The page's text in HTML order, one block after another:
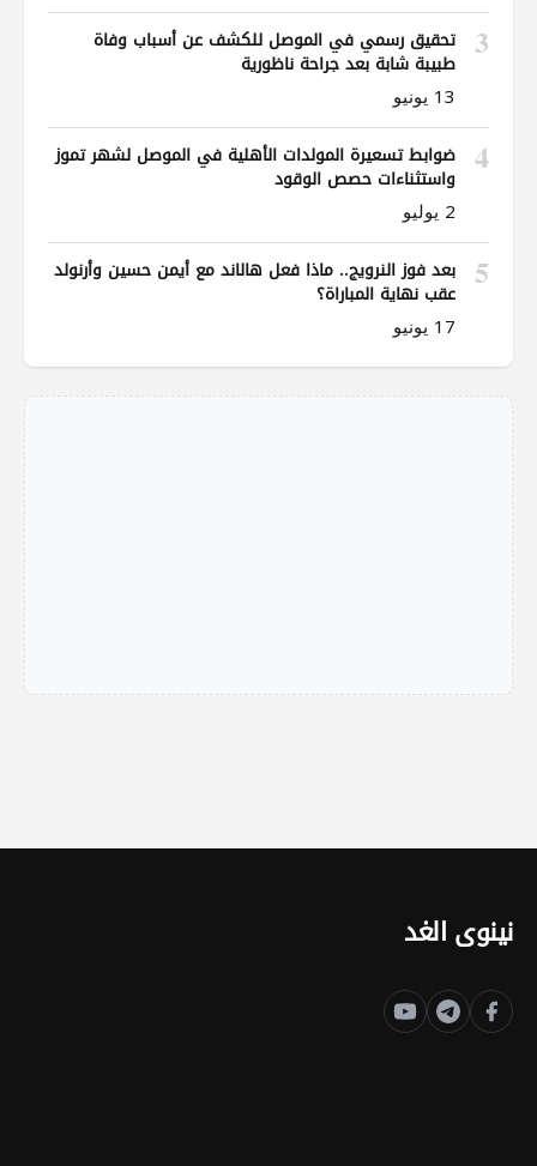
3 تحقيق رسمي في الموصل للكشف عن أسباب وفاة
طبيبة شابة بعد جراحة ناظورية
13 يونيو
4 ضوابط تسعيرة المولدات الأهلية في الموصل لشهر تموز
واستثناءات حصص الوقود
2 يوليو
5 بعد فوز النرويج.. ماذا فعل هالاند مع أيمن حسين وأرنولد
عقب نهاية المباراة؟
17 يونيو
نينوى الغد